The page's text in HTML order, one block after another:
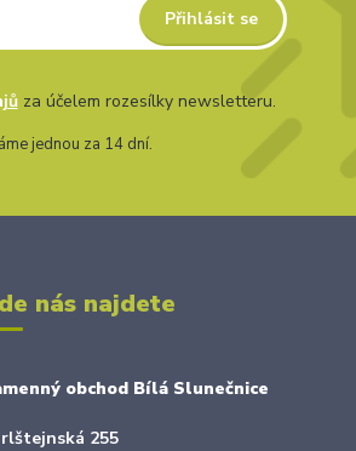
Přihlásit se
za účelem rozesílky newsletteru.
jednou za 14 dní.
nás najdete
obchod Bílá Slunečnice
255